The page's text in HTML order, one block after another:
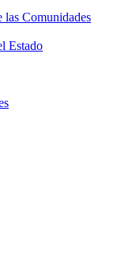
las Comunidades
Estado